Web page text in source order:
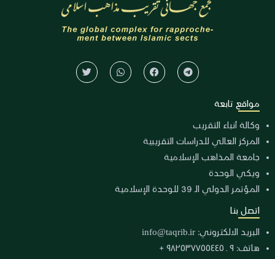
مواقع تابعة
وكالة أنباء التقريب
المركز العالي للدراسات التقريبية
جامعة المذاهب الإسلامية
ويكي الوحدة
المؤتمر الدولي الـ 39 للوحدة الإسلامية
اتصل بنا
البريد الالكتروني: info@taqrib.ir
هاتف: ٩ ـ ٩٨٢٥٣٧٧٥٥٤٤٥ +